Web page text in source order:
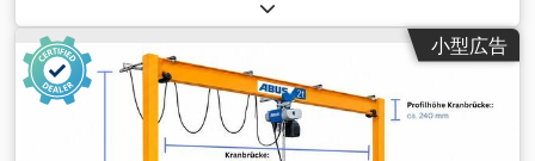
小型広告